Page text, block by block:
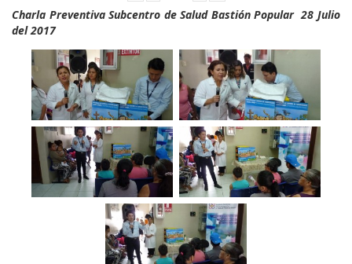
Charla Preventiva Subcentro de Salud Bastión Popular 28 Julio
del 2017